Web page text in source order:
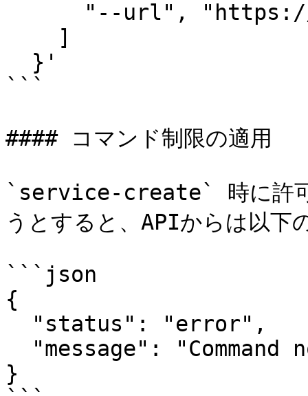
```
#### コマンド制限の適用
`service-create` 時に許可
うとすると、APIからは以下
```json
{
}